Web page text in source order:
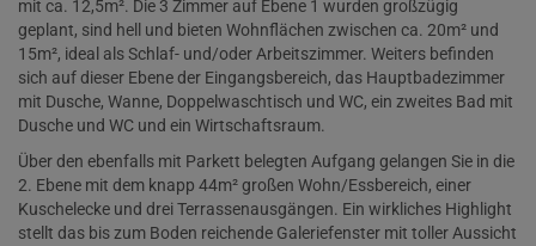
mit ca. 12,5m². Die 3 Zimmer auf Ebene 1 wurden großzügig
geplant, sind hell und bieten Wohnflächen zwischen ca. 20m² und
15m², ideal als Schlaf- und/oder Arbeitszimmer. Weiters befinden
sich auf dieser Ebene der Eingangsbereich, das Hauptbadezimmer
mit Dusche, Wanne, Doppelwaschtisch und WC, ein zweites Bad mit
Dusche und WC und ein Wirtschaftsraum.
Über den ebenfalls mit Parkett belegten Aufgang gelangen Sie in die
2. Ebene mit dem knapp 44m² großen Wohn/Essbereich, einer
Kuschelecke und drei Terrassenausgängen. Ein wirkliches Highlight
stellt das bis zum Boden reichende Galeriefenster mit toller Aussicht